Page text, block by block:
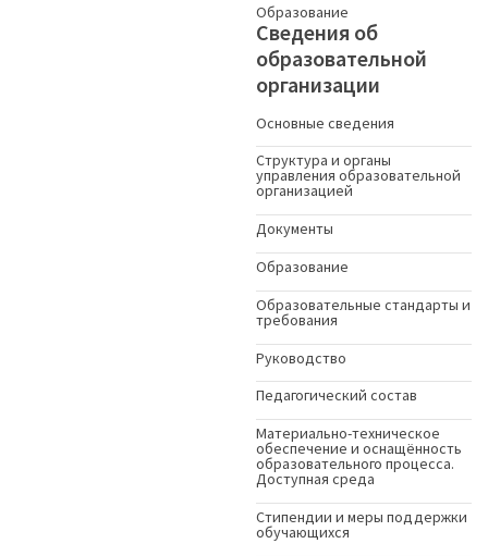
Образование
Сведения об
образовательной
организации
Основные сведения
Структура и органы
управления образовательной
организацией
Документы
Образование
Образовательные стандарты и
требования
Руководство
Педагогический состав
Материально-техническое
обеспечение и оснащённость
образовательного процесса.
Доступная среда
Стипендии и меры поддержки
обучающихся